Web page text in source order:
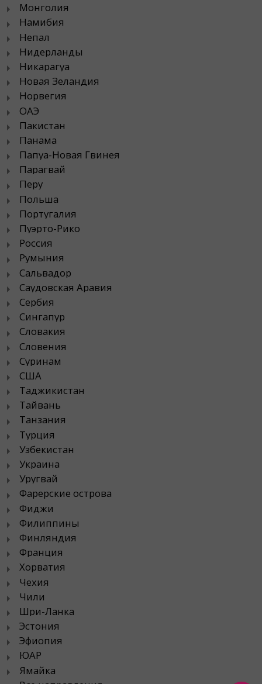
Монголия
Намибия
Непал
Нидерланды
Никарагуа
Новая Зеландия
Норвегия
ОАЭ
Пакистан
Панама
Папуа-Новая Гвинея
Парагвай
Перу
Польша
Португалия
Пуэрто-Рико
Россия
Румыния
Сальвадор
Саудовская Аравия
Сербия
Сингапур
Словакия
Словения
Суринам
США
Таджикистан
Тайвань
Танзания
Турция
Узбекистан
Украина
Уругвай
Фарерские острова
Фиджи
Филиппины
Финляндия
Франция
Хорватия
Чехия
Чили
Шри-Ланка
Эстония
Эфиопия
ЮАР
Ямайка